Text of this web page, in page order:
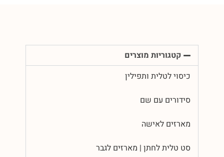
קטגוריות מוצרים
כיסוי לטלית ותפילין
סידורים עם שם
מארזים לאישה
סט טלית לחתן | מארזים לגבר